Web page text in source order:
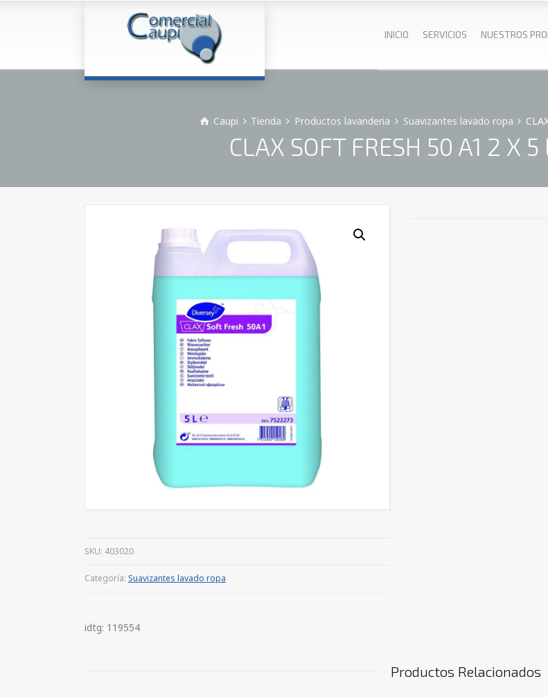
INICIO SERVICIOS NUESTROS
Caupi Tienda Productos lavanderia Suavizantes lavado ropa
CLAX SOFT FRESH 50 A1 2 X
SKU: 403020
Categoría: Suavizantes lavado ropa
idtg: 119554
Productos Relacionados